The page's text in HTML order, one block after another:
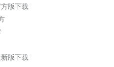
版下载
版下载